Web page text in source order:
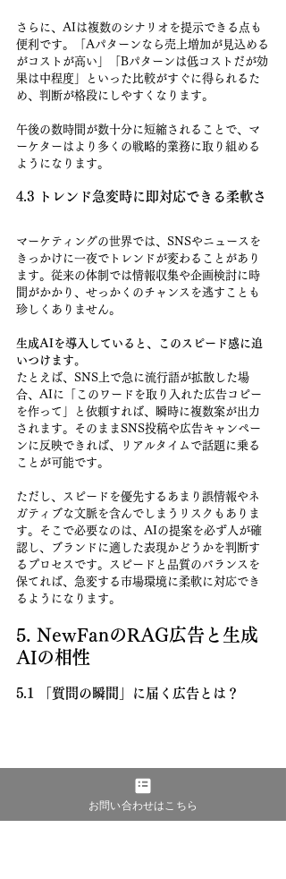
さらに、AIは複数のシナリオを提示できる点も
便利です。「Aパターンなら売上増加が見込める
がコストが高い」「Bパターンは低コストだが効
果は中程度」といった比較がすぐに得られるた
め、判断が格段にしやすくなります。
午後の数時間が数十分に短縮されることで、マ
ーケターはより多くの戦略的業務に取り組める
ようになります。
4.3 トレンド急変時に即対応できる柔軟さ
マーケティングの世界では、SNSやニュースを
きっかけに一夜でトレンドが変わることがあり
ます。従来の体制では情報収集や企画検討に時
間がかかり、せっかくのチャンスを逃すことも
珍しくありません。
生成AIを導入していると、このスピード感に追
いつけます。
たとえば、SNS上で急に流行語が拡散した場
合、AIに「このワードを取り入れた広告コピー
を作って」と依頼すれば、瞬時に複数案が出力
されます。そのままSNS投稿や広告キャンペー
ンに反映できれば、リアルタイムで話題に乗る
ことが可能です。
ただし、スピードを優先するあまり誤情報やネ
ガティブな文脈を含んでしまうリスクもありま
す。そこで必要なのは、AIの提案を必ず人が確
認し、ブランドに適した表現かどうかを判断す
るプロセスです。スピードと品質のバランスを
保てれば、急変する市場環境に柔軟に対応でき
るようになります。
5. NewFanのRAG広告と生成
AIの相性
5.1 「質問の瞬間」に届く広告とは？
お問い合わせはこちら